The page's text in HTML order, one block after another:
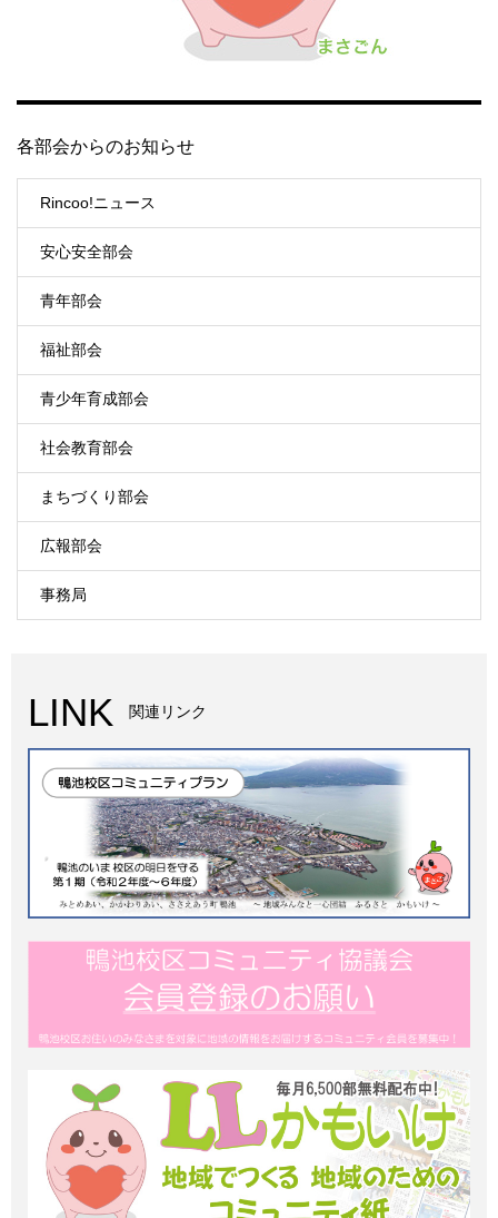
各部会からのお知らせ
Rincoo!ニュース
安心安全部会
青年部会
福祉部会
青少年育成部会
社会教育部会
まちづくり部会
広報部会
事務局
LINK 関連リンク